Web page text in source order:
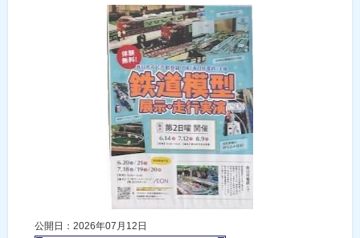
公開日：2026年07月12日